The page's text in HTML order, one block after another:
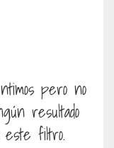
pero no
resultado
filtro.